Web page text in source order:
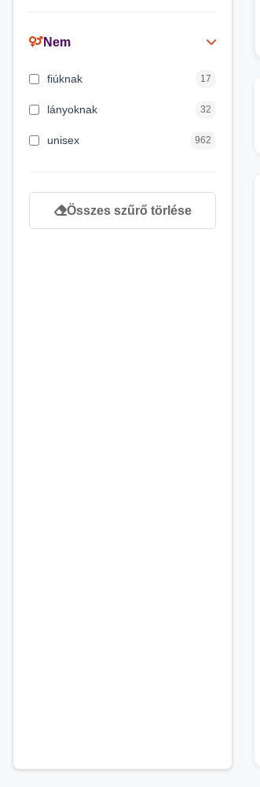
3 éves kortól 200
7 éves kortól 53
Nem
fiúknak 17
lányoknak 32
unisex 962
Összes szűrő törlése